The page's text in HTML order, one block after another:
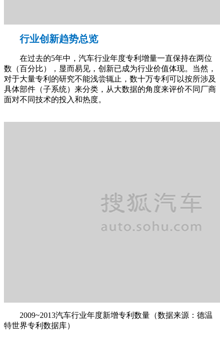
行业创新趋势总览
在过去的5年中，汽车行业年度专利增量一直保持在两位
数（百分比），显而易见，创新已成为行业价值体现。当然，
对于大量专利的研究不能浅尝辄止，数十万专利可以按所涉及
具体部件（子系统）来分类，从大数据的角度来评价不同厂商
面对不同技术的投入和热度。
2009~2013汽车行业年度新增专利数量（数据来源：德温
特世界专利数据库）